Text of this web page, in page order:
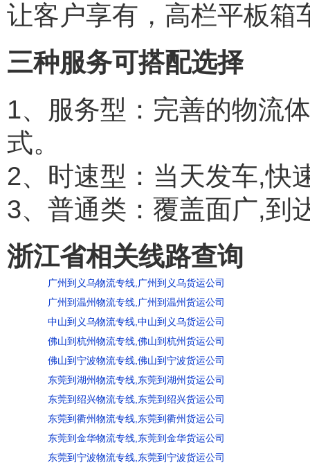
让客户享有，高栏平板箱
三种服务可搭配选择
1、服务型：完善的物流
式。
2、时速型：当天发车,快
3、普通类：覆盖面广,到
浙江省相关线路查询
广州到义乌物流专线,广州到义乌货运公司
广州到温州物流专线,广州到温州货运公司
中山到义乌物流专线,中山到义乌货运公司
佛山到杭州物流专线,佛山到杭州货运公司
佛山到宁波物流专线,佛山到宁波货运公司
东莞到湖州物流专线,东莞到湖州货运公司
东莞到绍兴物流专线,东莞到绍兴货运公司
东莞到衢州物流专线,东莞到衢州货运公司
东莞到金华物流专线,东莞到金华货运公司
东莞到宁波物流专线,东莞到宁波货运公司